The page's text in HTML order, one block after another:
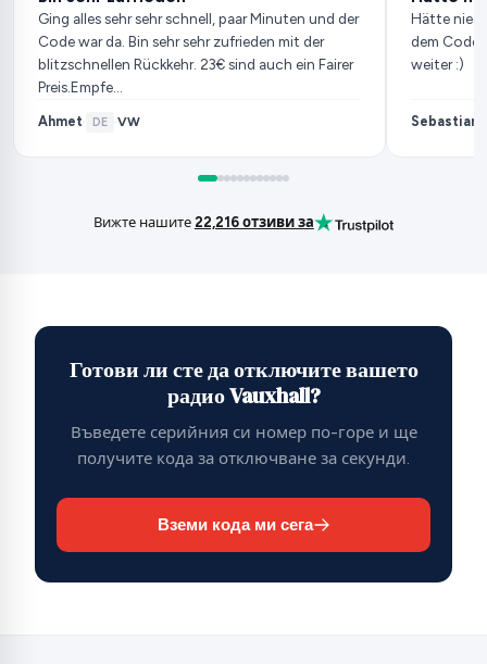
Ging alles sehr sehr schnell, paar Minuten und der
Code war da. Bin sehr sehr zufrieden mit der
blitzschnellen Rückkehr. 23€ sind auch ein Fairer
Preis.Empfe…
Ahmet· DE ·VW
Hätte nie
dem Code.
weiter :)
Sebastian
Вижте нашите 22,216 отзиви за
Готови ли сте да отключите вашето
радио Vauxhall?
Въведете серийния си номер по-горе и ще
получите кода за отключване за секунди.
Вземи кода ми сега